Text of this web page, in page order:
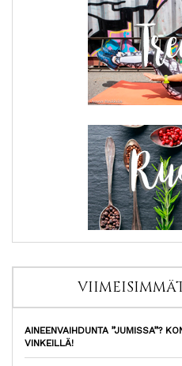
AINEENVAIHDUNTA ”JUMISSA”?
VINKEILLÄ!